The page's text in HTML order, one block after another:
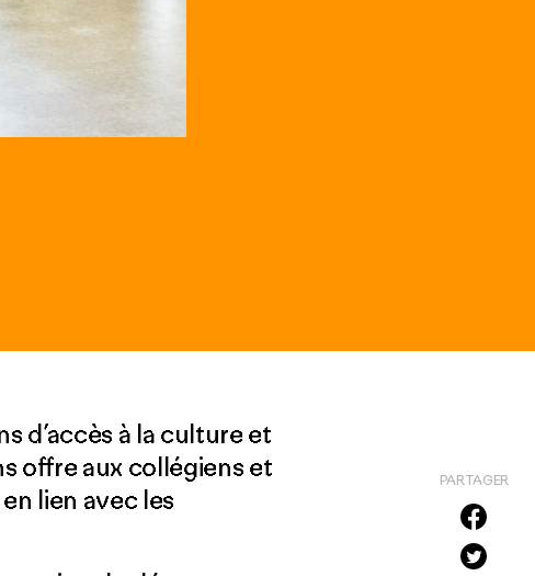
PARTAGER
d’accès à la culture et
offre aux collégiens et
lien avec les